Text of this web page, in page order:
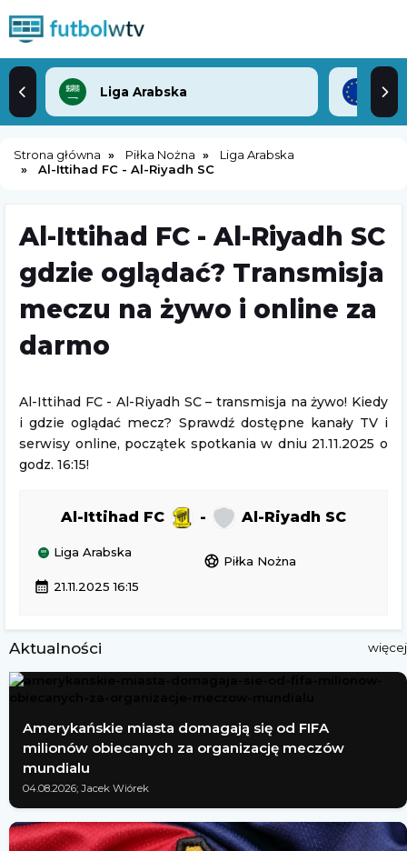
Liga Arabska
Strona główna Piłka Nożna
Liga Arabska
Al-Ittihad FC - Al-Riyadh SC
Al-Ittihad FC - Al-Riyadh SC
gdzie oglądać? Transmisja
meczu na żywo i online za
darmo
Al-Ittihad FC - Al-Riyadh SC – transmisja na żywo! Kiedy
i gdzie oglądać mecz? Sprawdź dostępne kanały TV i
serwisy online, początek spotkania w dniu 21.11.2025 o
godz. 16:15!
Al-Ittihad FC - Al-Riyadh SC
Liga Arabska
sports_soccer Piłka Nożna
calendar_month 21.11.2025 16:15
Aktualności więcej
Amerykańskie miasta domagają się od FIFA
milionów obiecanych za organizację meczów
mundialu
04.08.2026; Jacek Wiórek